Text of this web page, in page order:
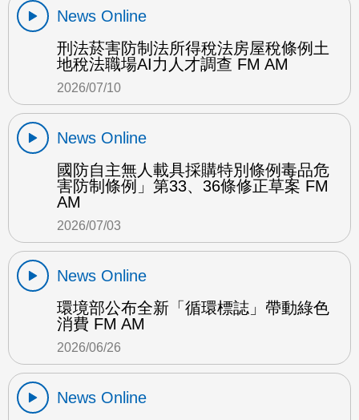
News Online
刑法菸害防制法所得稅法房屋稅條例土
地稅法職場AI力人才調查 FM AM
2026/07/10
News Online
國防自主無人載具採購特別條例毒品危
害防制條例」第33、36條修正草案 FM
AM
2026/07/03
News Online
環境部公布全新「循環標誌」帶動綠色
消費 FM AM
2026/06/26
News Online